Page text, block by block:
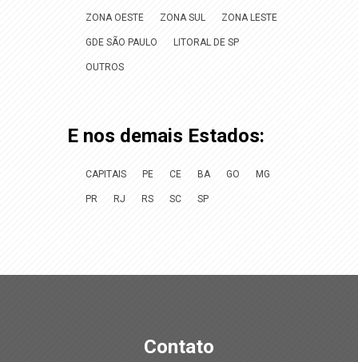
ZONA OESTE ZONA SUL ZONA LESTE
GDE SÃO PAULO LITORAL DE SP
OUTROS
E nos demais Estados:
CAPITAIS PE CE BA GO MG
PR RJ RS SC SP
Contato